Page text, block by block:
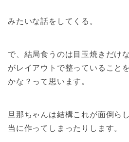
みたいな話をしてくる。
で、結局食うのは目玉焼きだけ
がレイアウトで整っていること
かな？って思います。
旦那ちゃんは結構これが面倒ら
当に作ってしまったりします。